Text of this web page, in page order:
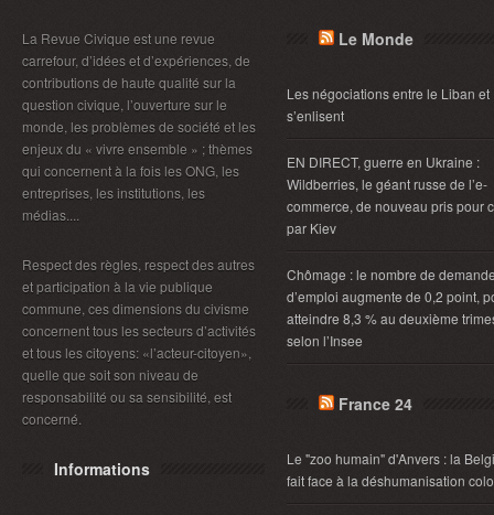
La Revue Civique est une revue
carrefour, d’idées et d’expériences, de
contributions de haute qualité sur la
question civique, l’ouverture sur le
monde, les problèmes de société et les
enjeux du « vivre ensemble » ; thèmes
qui concernent à la fois les ONG, les
entreprises, les institutions, les
médias....
Respect des règles, respect des autres
et participation à la vie publique
commune, ces dimensions du civisme
concernent tous les secteurs d’activités
et tous les citoyens: «l’acteur-citoyen»,
quelle que soit son niveau de
responsabilité ou sa sensibilité, est
concerné.
Informations
Le Monde
Les négociations entre le Liban et
s’enlisent
EN DIRECT, guerre en Ukraine :
Wildberries, le géant russe de l’e-
commerce, de nouveau pris pour
par Kiev
Chômage : le nombre de
d’emploi augmente de 0,2 point,
atteindre 8,3 % au deuxième
selon l’Insee
France 24
Le "zoo humain" d'Anvers : la
fait face à la déshumanisation